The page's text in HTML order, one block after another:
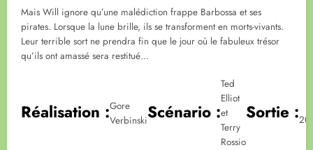
Mais Will ignore qu’une malédiction frappe Barbossa et ses
pirates. Lorsque la lune brille, ils se transforment en morts-vivants.
Leur terrible sort ne prendra fin que le jour où le fabuleux trésor
qu’ils ont amassé sera restitué…
Réalisation :Gore
VerbinskiScénario :
Ted
Elliot
et
Terry
Rossio
Sortie :